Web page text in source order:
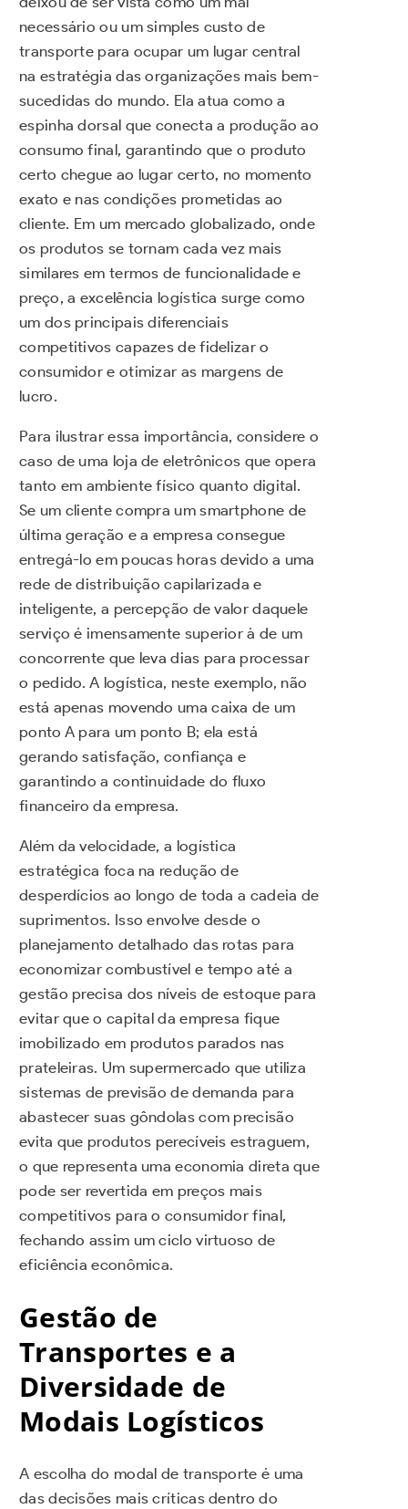
necessário ou um simples custo de
transporte para ocupar um lugar central
na estratégia das organizações mais bem-
sucedidas do mundo. Ela atua como a
espinha dorsal que conecta a produção ao
consumo final, garantindo que o produto
certo chegue ao lugar certo, no momento
exato e nas condições prometidas ao
cliente. Em um mercado globalizado, onde
os produtos se tornam cada vez mais
similares em termos de funcionalidade e
preço, a excelência logística surge como
um dos principais diferenciais
competitivos capazes de fidelizar o
consumidor e otimizar as margens de
lucro.
Para ilustrar essa importância, considere o
caso de uma loja de eletrônicos que opera
tanto em ambiente físico quanto digital.
Se um cliente compra um smartphone de
última geração e a empresa consegue
entregá-lo em poucas horas devido a uma
rede de distribuição capilarizada e
inteligente, a percepção de valor daquele
serviço é imensamente superior à de um
concorrente que leva dias para processar
o pedido. A logística, neste exemplo, não
está apenas movendo uma caixa de um
ponto A para um ponto B; ela está
gerando satisfação, confiança e
garantindo a continuidade do fluxo
financeiro da empresa.
Além da velocidade, a logística
estratégica foca na redução de
desperdícios ao longo de toda a cadeia de
suprimentos. Isso envolve desde o
planejamento detalhado das rotas para
economizar combustível e tempo até a
gestão precisa dos níveis de estoque para
evitar que o capital da empresa fique
imobilizado em produtos parados nas
prateleiras. Um supermercado que utiliza
sistemas de previsão de demanda para
abastecer suas gôndolas com precisão
evita que produtos perecíveis estraguem,
o que representa uma economia direta que
pode ser revertida em preços mais
competitivos para o consumidor final,
fechando assim um ciclo virtuoso de
eficiência econômica.
Gestão de
Transportes e a
Diversidade de
Modais Logísticos
A escolha do modal de transporte é uma
das decisões mais críticas dentro do